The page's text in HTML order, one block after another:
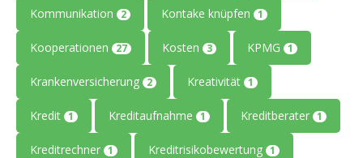
Kommunikation 2 Kontake knüpfen 1
Kooperationen 27 Kosten 3 KPMG 1
Krankenversicherung 2 Kreativität 1
Kredit 1 Kreditaufnahme 1 Kreditberater 1
Kreditrechner 1 Kreditrisikobewertung 1